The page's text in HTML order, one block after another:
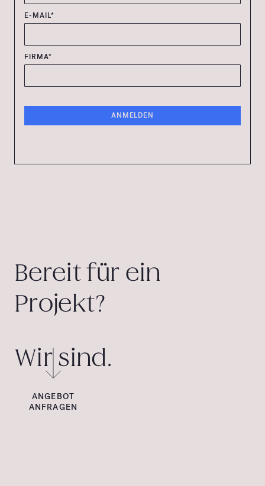
E-MAIL*
FIRMA*
Bereit für ein
Projekt?
Wir sind.
ANGEBOT
ANFRAGEN